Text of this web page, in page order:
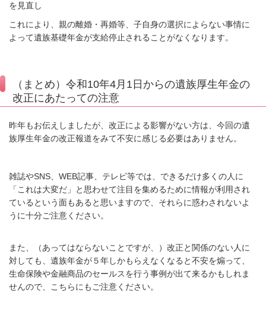
を見直し
これにより、親の離婚・再婚等、子自身の選択によらない事情に
よって遺族基礎年金が支給停止されることがなくなります。
（まとめ）令和10年4月1日からの遺族厚生年金の
改正にあたっての注意
昨年もお伝えしましたが、改正による影響がない方は、今回の遺
族厚生年金の改正報道をみて不安に感じる必要はありません。
雑誌やSNS WEB記事、テレビ等では、できるだけ多くの人に
「これは大変だ」と思わせて注目を集めるために情報が利用され
ているという面もあると思いますので、それらに惑わされないよ
うに十分ご注意ください。
また、（あってはならないことですが、）改正と関係のない人に
対しても、遺族年金が５年しかもらえなくなると不安を煽って、
生命保険や金融商品のセールスを行う事例が出て来るかもしれま
せんので、こちらにもご注意ください。